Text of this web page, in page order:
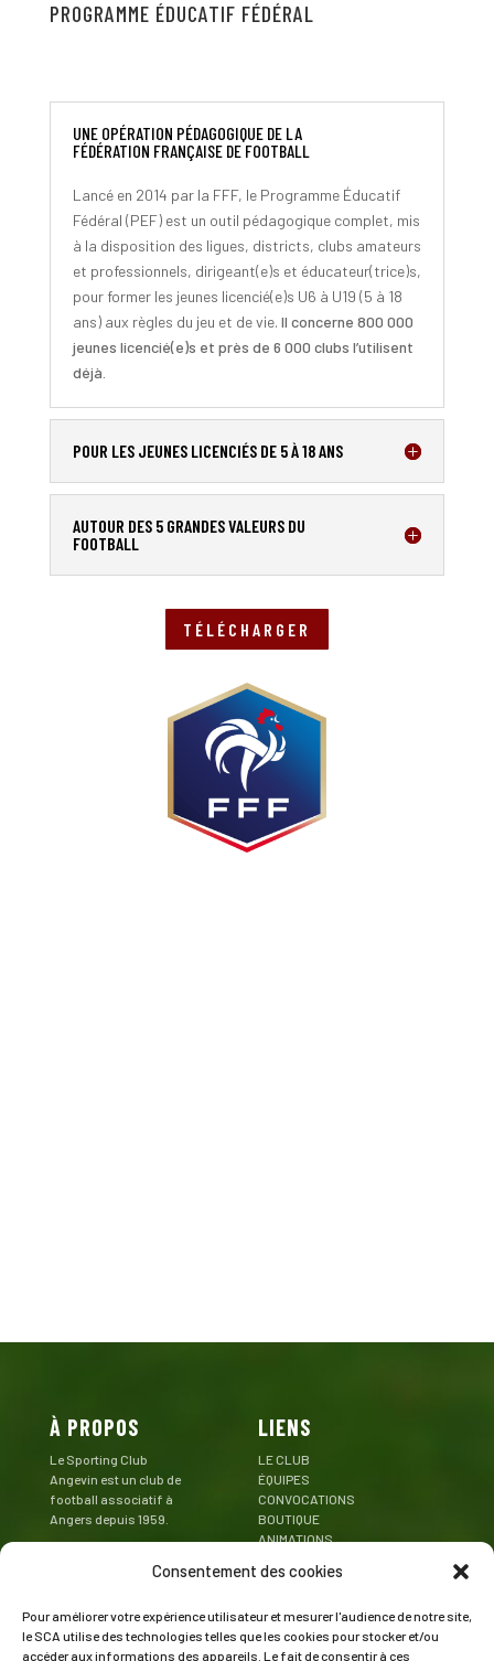
Consentement des cookies
Pour améliorer votre expérience utilisateur et mesurer l'audience de notre site,
le SCA utilise des technologies telles que les cookies pour stocker et/ou
accéder aux informations des appareils. Le fait de consentir à ces
PROGRAMME ÉDUCATIF FÉDÉRAL
UNE OPÉRATION PÉDAGOGIQUE DE LA
FÉDÉRATION FRANÇAISE DE FOOTBALL
Lancé en 2014 par la FFF, le Programme Éducatif
Fédéral (PEF) est un outil pédagogique complet, mis
à la disposition des ligues, districts, clubs amateurs
et professionnels, dirigeant(e)s et éducateur(trice)s,
pour former les jeunes licencié(e)s U6 à U19 (5 à 18
ans) aux règles du jeu et de vie. Il concerne 800 000
jeunes licencié(e)s et près de 6 000 clubs l’utilisent
déjà.
POUR LES JEUNES LICENCIÉS DE 5 À 18 ANS
AUTOUR DES 5 GRANDES VALEURS DU
FOOTBALL
TÉLÉCHARGER
À PROPOS
Le Sporting Club
Angevin est un club de
football associatif à
Angers depuis 1959.
LIENS
LE CLUB
ÉQUIPES
CONVOCATIONS
BOUTIQUE
ANIMATIONS
CONTACT
CONTACT SUIVEZ LE SCA